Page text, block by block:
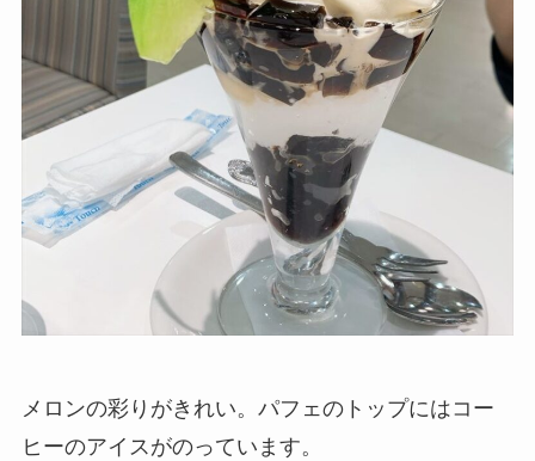
メロンの彩りがきれい。パフェのトップにはコー
ヒーのアイスがのっています。